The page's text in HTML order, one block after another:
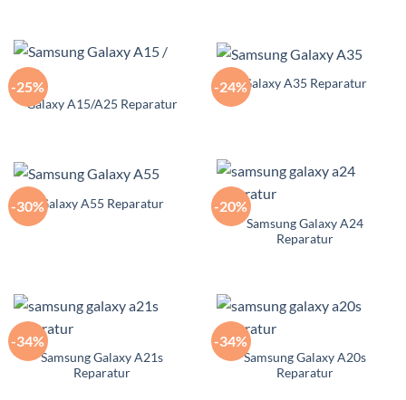
-25%
Galaxy A15/A25 Reparatur
-24%Galaxy A35 Reparatur
-30%Galaxy A55 Reparatur -20%
Samsung Galaxy A24
Reparatur
-34%
Samsung Galaxy A21s
Reparatur
-34%
Samsung Galaxy A20s
Reparatur